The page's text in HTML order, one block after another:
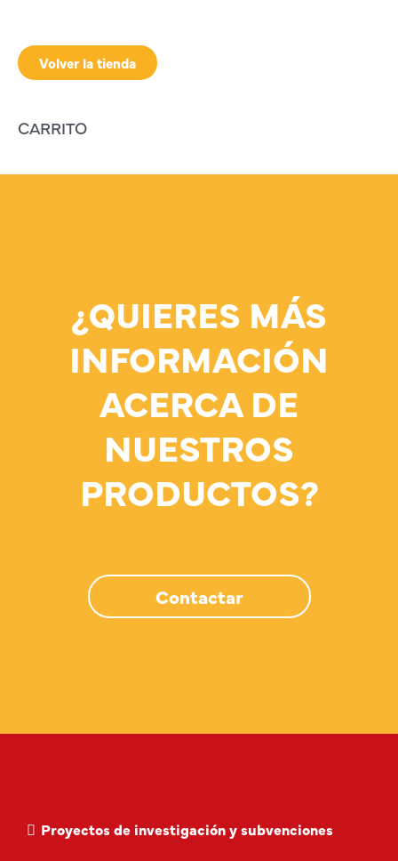
Volver la tienda
CARRITO
¿QUIERES MÁS
INFORMACIÓN
ACERCA DE
NUESTROS
PRODUCTOS?
Contactar
Proyectos de investigación y subvenciones